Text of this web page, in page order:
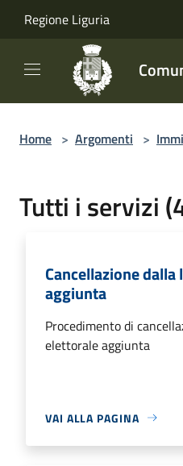
Regione Liguria
Home > Argomenti >
Tutti i servizi
Cancellazione
aggiunta
Procedimento di
elettorale aggiunta
VAI ALLA PAGINA